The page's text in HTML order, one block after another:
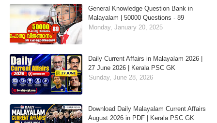
General Knowledge Question Bank in
Malayalam | 50000 Questions - 89
Monday, January 20, 2025
Daily Current Affairs in Malayalam 2026 |
27 June 2026 | Kerala PSC GK
Sunday, June 28, 2026
Download Daily Malayalam Current Affairs
August 2026 in PDF | Kerala PSC GK